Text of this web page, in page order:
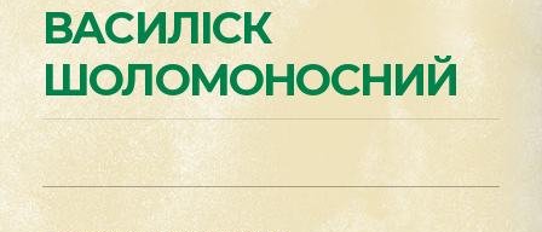
ВАСИЛІСК
ШОЛОМОНОСНИЙ